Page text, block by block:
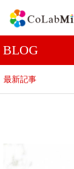
BLOG
最新記事